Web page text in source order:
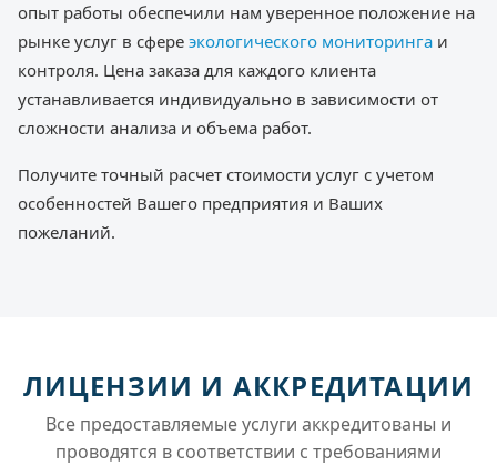
опыт работы обеспечили нам уверенное положение на
рынке услуг в сфере экологического мониторинга и
контроля. Цена заказа для каждого клиента
устанавливается индивидуально в зависимости от
сложности анализа и объема работ.
Получите точный расчет стоимости услуг с учетом
особенностей Вашего предприятия и Ваших
пожеланий.
ЛИЦЕНЗИИ И АККРЕДИТАЦИИ
Все предоставляемые услуги аккредитованы и
проводятся в соответствии с требованиями